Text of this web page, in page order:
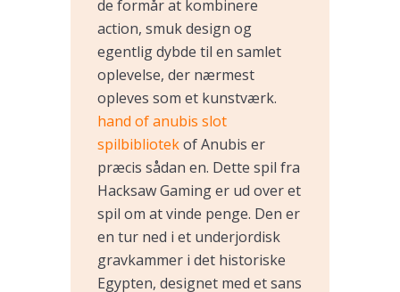
de formår at kombinere
action, smuk design og
egentlig dybde til en samlet
oplevelse, der nærmest
opleves som et kunstværk.
hand of anubis slot
spilbibliotekof Anubis er
præcis sådan en. Dette spil fra
Hacksaw Gaming er ud over et
spil om at vinde penge. Den er
en tur ned i et underjordisk
gravkammer i det historiske
Egypten, designet med et sans